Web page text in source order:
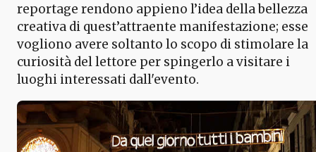
reportage rendono appieno l’idea della bellezza
creativa di quest’attraente manifestazione; esse
vogliono avere soltanto lo scopo di stimolare la
curiosità del lettore per spingerlo a visitare i
luoghi interessati dall'evento.